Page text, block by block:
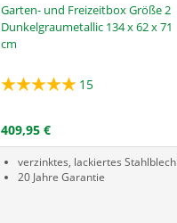
Garten- und Freizeitbox Größe 2
Dunkelgraumetallic 134 x 62 x 71
cm
15
409,95 €
verzinktes, lackiertes Stahlblech
20 Jahre Garantie